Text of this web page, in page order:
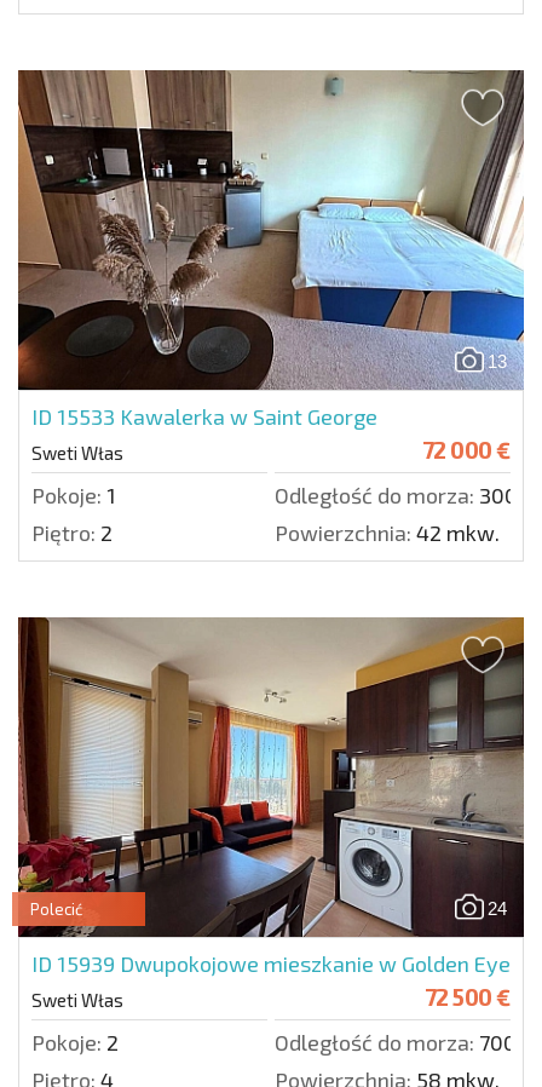
13
ID 15533 Kawalerka w Saint George
Sweti Włas 72 000 €
Pokoje: 1 Odległość do morza: 300
Piętro: 2 Powierzchnia: 42 mkw.
24
Polecić
ID 15939 Dwupokojowe mieszkanie w Golden Eye
Sweti Włas 72 500 €
Pokoje: 2 Odległość do morza: 700
Piętro: 4 Powierzchnia: 58 mkw.